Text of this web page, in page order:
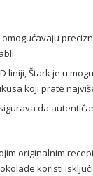
liniji, Štark je u
koji prate
da
originalnim
koristi